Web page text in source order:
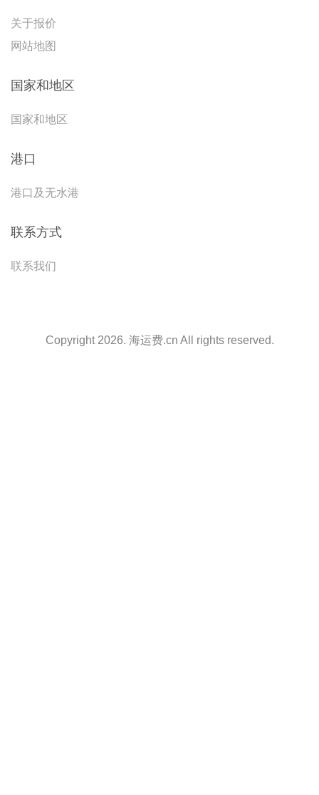
关于报价
网站地图
国家和地区
国家和地区
港口
港口及无水港
联系方式
联系我们
Copyright 2026. 海运费.cn All rights reserved.